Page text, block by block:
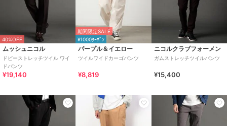
40%OFF
ムッシュニコル
ドビーストレッチツイル ワイ
ドパンツ
¥19,140
期間限定SALE
¥1000ｸｰﾎﾟﾝ
パープル＆イエロー
ツイルワイドカーゴパンツ
¥8,819
ニコルクラブフォーメン
ガムストレッチツイルパンツ
¥15,400